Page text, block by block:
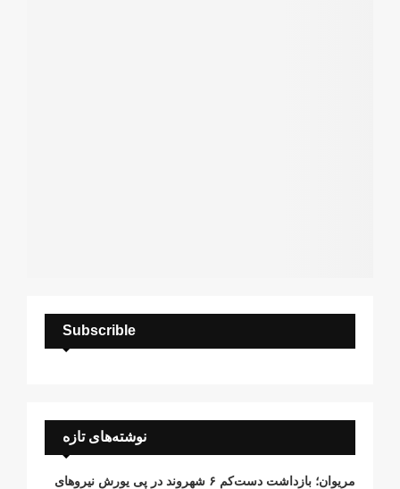
Subscrible
نوشته‌های تازه
مریوان؛ بازداشت دست‌کم ۶ شهروند در پی یورش نیروهای